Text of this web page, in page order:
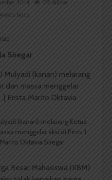
2014
175 dilihat
baca
Siregar
(kanan) melarang Ketua
menggelar aksi di Pintu 1,
Marito Oktavia Siregar
Besar Mahasiswa (KBM)